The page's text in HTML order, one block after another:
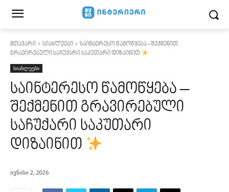
მთავარი სიახლეები
საინტერესო წამოწყება - შექმენით
გრავირებული საჩუქარი საკუთარი დიზაინით
სიახლეები
საინტერესო წამოწყება –
შექმენით გრავირებული
საჩუქარი საკუთარი
დიზაინით
ივნისი 2, 2026